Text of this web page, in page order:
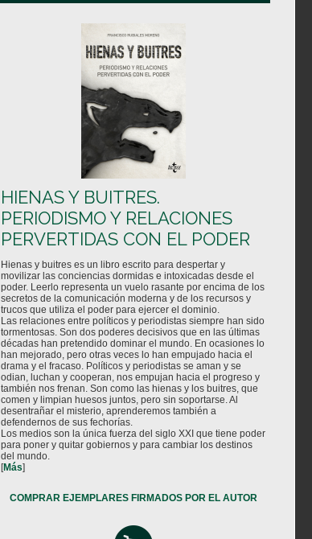
HIENAS Y BUITRES.
PERIODISMO Y RELACIONES
PERVERTIDAS CON EL PODER
Hienas y buitres es un libro escrito para despertar y
movilizar las conciencias dormidas e intoxicadas desde el
poder. Leerlo representa un vuelo rasante por encima de los
secretos de la comunicación moderna y de los recursos y
trucos que utiliza el poder para ejercer el dominio.
Las relaciones entre políticos y periodistas siempre han sido
tormentosas. Son dos poderes decisivos que en las últimas
décadas han pretendido dominar el mundo. En ocasiones lo
han mejorado, pero otras veces lo han empujado hacia el
drama y el fracaso. Políticos y periodistas se aman y se
odian, luchan y cooperan, nos empujan hacia el progreso y
también nos frenan. Son como las hienas y los buitres, que
comen y limpian huesos juntos, pero sin soportarse. Al
desentrañar el misterio, aprenderemos también a
defendernos de sus fechorías.
Los medios son la única fuerza del siglo XXI que tiene poder
para poner y quitar gobiernos y para cambiar los destinos
del mundo.
[Más]
COMPRAR EJEMPLARES FIRMADOS POR EL AUTOR